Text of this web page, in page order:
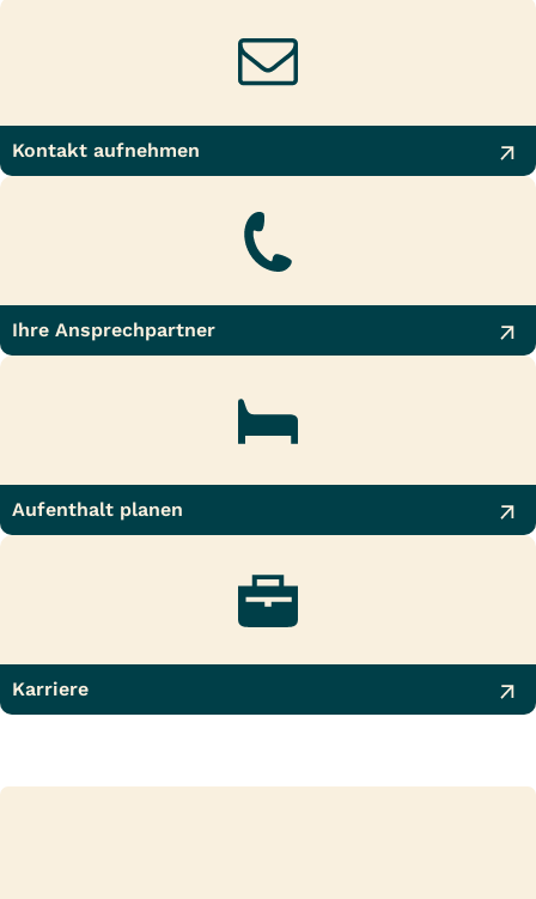
Kontakt aufnehmen
Ihre Ansprechpartner
Aufenthalt planen
Karriere